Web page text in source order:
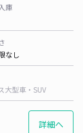
庫
なし
大型車・SUV
詳細へ